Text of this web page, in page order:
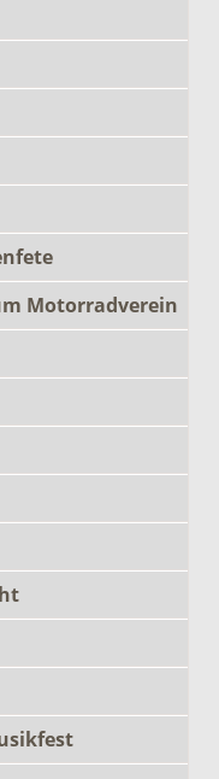
Motorradverein